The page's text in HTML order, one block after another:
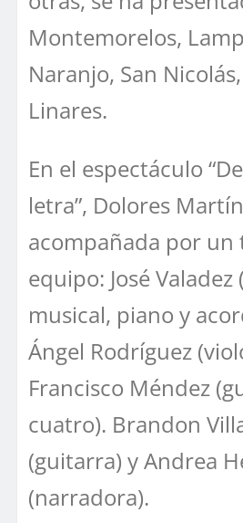
Montemorelos,
Naranjo, San
Linares.
En el espectáculo
letra”, Dolores
acompañada por un
equipo: José
musical, piano y
Ángel Rodríguez
Francisco Méndez
cuatro). Brandon
(guitarra) y Andrea
(narradora).